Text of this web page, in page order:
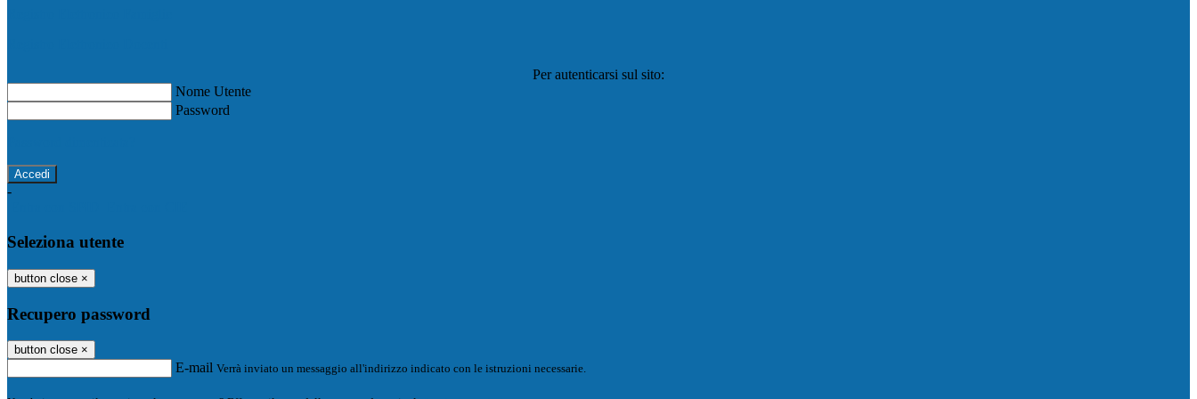
Per autenticarsi sul sito:
Nome Utente
Password
-
Seleziona utente
button close ×
Recupero password
button close ×
E-mail Verrà inviato un messaggio all'indirizzo indicato con le istruzioni necessarie.